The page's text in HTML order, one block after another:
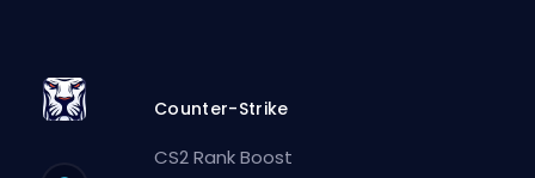
Counter-Strike
CS2 Rank Boost